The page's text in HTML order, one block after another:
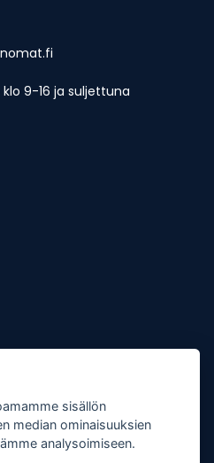
9-16 ja suljettuna
sisällön
median ominaisuuksien
analysoimiseen.